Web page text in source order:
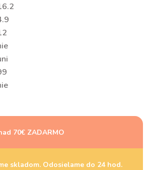
70€ ZADARMO
skladom. Odosielame do 24 hod.